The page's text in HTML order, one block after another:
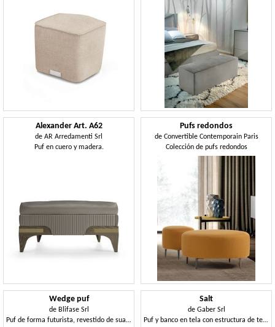
Alexander Art. A62
de AR Arredamenti Srl
Puf en cuero y madera.
Pufs redondos
de Convertible Contemporain Paris
Colección de pufs redondos
Wedge puf
de Blifase Srl
Puf de forma futurista, revestido de suave goma ignífuga
Salt
de Gaber Srl
Puf y banco en tela con estructura de tecnopolímero